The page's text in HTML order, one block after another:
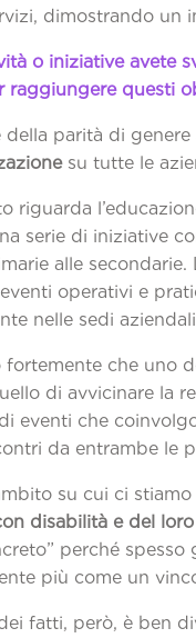
dimostrando un
o iniziative avete
raggiungere questi
della parità di
su tutte le
riguarda
serie di iniziative
alle
operativi e
nelle sedi
fortemente che uno
di avvicinare la
eventi che
da entrambe le
su cui ci
disabilità e del
perché
più come un
fatti, però, è ben